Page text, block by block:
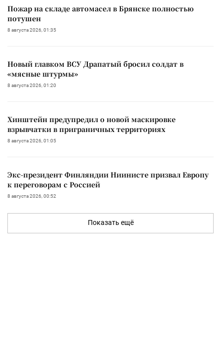
Пожар на складе автомасел в Брянске полностью
потушен
8 августа 2026, 01:35
Новый главком ВСУ Драпатый бросил солдат в
«мясные штурмы»
8 августа 2026, 01:20
Хинштейн предупредил о новой маскировке
взрывчатки в приграничных территориях
8 августа 2026, 01:05
Экс-президент Финляндии Ниинисте призвал Европу
к переговорам с Россией
8 августа 2026, 00:52
Показать ещё